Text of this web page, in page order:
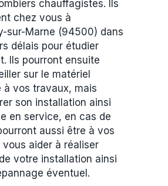
chauffagistes. Ils
chez vous à
sur-Marne (94500) dans
délais pour étudier
Ils pourront ensuite
sur le matériel
à vos travaux, mais
son installation ainsi
en service, en cas de
aussi être à vos
aider à réaliser
de votre installation ainsi
éventuel.